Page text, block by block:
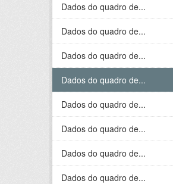
Dados do quadro de...
Dados do quadro de...
Dados do quadro de...
Dados do quadro de...
Dados do quadro de...
Dados do quadro de...
Dados do quadro de...
Dados do quadro de...